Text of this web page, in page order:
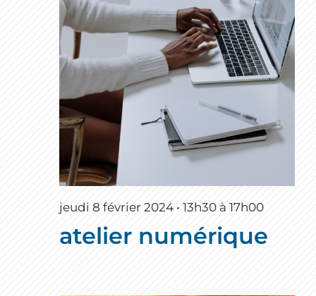
jeudi 8 février 2024 • 13h30 à 17h00
atelier numérique